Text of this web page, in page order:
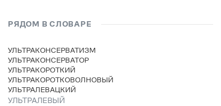
Издательство
Словари
Научпоп
Учебники и справочники
Все книги
РЯДОМ В СЛОВАРЕ
УЛЬТРАКОНСЕРВАТИЗМ
УЛЬТРАКОНСЕРВАТОР
УЛЬТРАКОРОТКИЙ
УЛЬТРАКОРОТКОВОЛНОВЫЙ
УЛЬТРАЛЕВАЦКИЙ
УЛЬТРАЛЕВЫЙ